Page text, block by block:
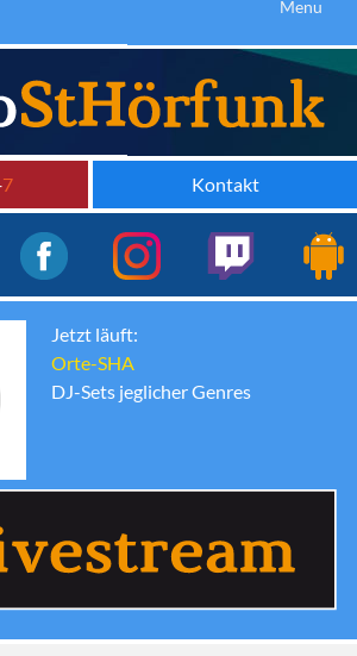
Menu
7 Kontakt
Jetzt läuft:
Orte-SHA
DJ-Sets jeglicher Genres